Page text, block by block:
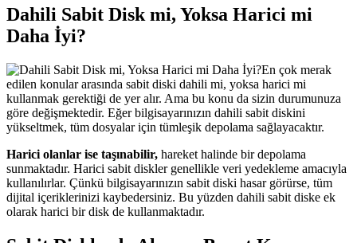
Dahili Sabit Disk mi, Yoksa Harici mi
Daha İyi?
En çok merak
edilen konular arasında sabit diski dahili mi, yoksa harici mi
kullanmak gerektiği de yer alır. Ama bu konu da sizin durumunuza
göre değişmektedir. Eğer bilgisayarınızın dahili sabit diskini
yükseltmek, tüm dosyalar için tümleşik depolama sağlayacaktır.
Harici olanlar ise taşınabilir, hareket halinde bir depolama
sunmaktadır. Harici sabit diskler genellikle veri yedekleme amacıyla
kullanılırlar. Çünkü bilgisayarınızın sabit diski hasar görürse, tüm
dijital içeriklerinizi kaybedersiniz. Bu yüzden dahili sabit diske ek
olarak harici bir disk de kullanmaktadır.